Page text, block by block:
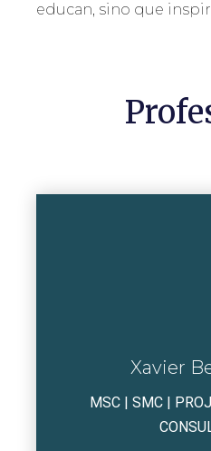
educan, sino que
Xavier
MSC | SMC |